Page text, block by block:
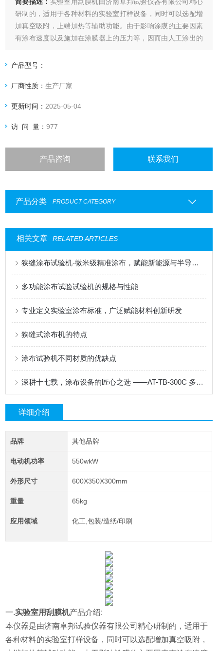
研制的，适用于各种材料的实验室打样设备，同时可以选配增
加真空吸附，上端加热等辅助功能。由于影响涂膜的主要因素
有涂布速度以及施加在涂膜器上的压力等，因而由人工涂出的
了，这就给比较样板之间的测试结果带来了困难。本款涂布试
本上解决了，手工涂布的缺点。
产品型号：
厂商性质：生产厂家
更新时间： 2025-05-04
访 问 量：977
产品咨询 联系我们
产品分类 PRODUCT CATEGORY
相关文章 RELATED ARTICLES
狭缝涂布试验机-微米级精准涂布，赋能新能源与半导体科研创新
多功能涂布试验试验机的规格与性能
专业定义实验室涂布标准，广泛赋能材料创新研发
狭缝式涂布机的特点
涂布试验机不同材质的优缺点
深耕十七载，涂布设备的匠心之选 ——AT-TB-300C 多功能涂布试验机
详细介绍
品牌 其他品牌
电动机功率 550wkW
外形尺寸 600X350X300mm
重量 65kg
应用领域 化工,包装/造纸/印刷
一.实验室用刮膜机产品介绍:
本仪器是由济南卓邦试验仪器有限公司精心研制的，适用于
各种材料的实验室打样设备，同时可以选配增加真空吸附，